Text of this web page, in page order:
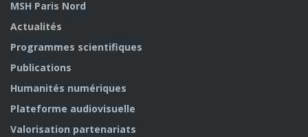
MSH Paris Nord
Actualités
Programmes scientifiques
Publications
Humanités numériques
Plateforme audiovisuelle
Valorisation partenariats